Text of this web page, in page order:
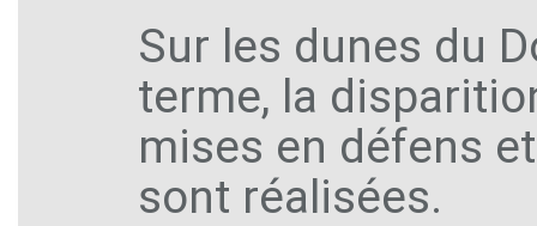
Sur les dunes du
terme, la
mises en défens
sont réalisées.